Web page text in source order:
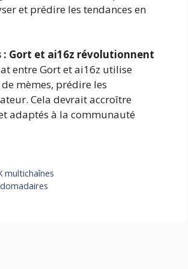
et prédire les tendances en
Gort et ai16z révolutionnent
entre Gort et ai16z utilise
mèmes, prédire les
Cela devrait accroître
adaptés à la communauté
multichaînes